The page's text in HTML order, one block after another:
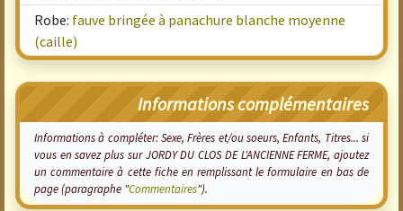
Robe: fauve bringée à panachure blanche moyenne
(caille)
Informations complémentaires
Informations à compléter: Sexe, Frères et/ou soeurs, Enfants, Titres... si
vous en savez plus sur JORDY DU CLOS DE L'ANCIENNE FERME, ajoutez
un commentaire à cette fiche en remplissant le formulaire en bas de
page (paragraphe "Commentaires").